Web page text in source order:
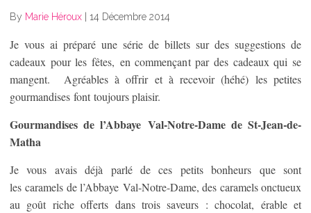
By Marie Héroux | 14 Décembre 2014
Je vous ai préparé une série de billets sur des suggestions de
cadeaux pour les fêtes, en commençant par des cadeaux qui se
mangent. Agréables à offrir et à recevoir (héhé) les petites
gourmandises font toujours plaisir.
Gourmandises de l’Abbaye Val-Notre-Dame de St-Jean-de-
Matha
Je vous avais déjà parlé de ces petits bonheurs que sont
les caramels de l’Abbaye Val-Notre-Dame, des caramels onctueux
au goût riche offerts dans trois saveurs : chocolat, érable et